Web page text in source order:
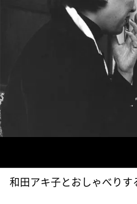
和田アキ子とおしゃべりす